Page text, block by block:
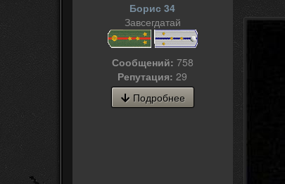
Борис 34
Завсегдатай
Сообщений: 758
Репутация: 29
Подробнее